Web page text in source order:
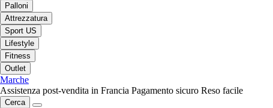
Palloni
Attrezzatura
Sport US
Lifestyle
Fitness
Outlet
Marche
Assistenza post-vendita in Francia Pagamento sicuro Reso facile
Cerca